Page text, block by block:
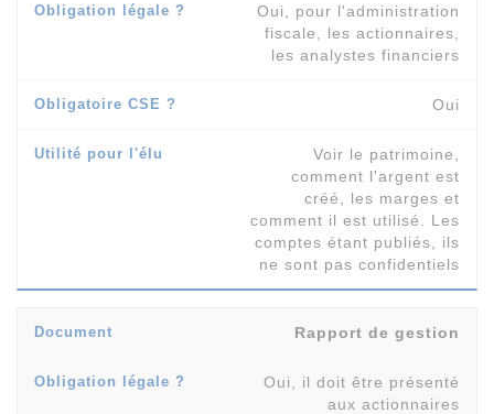
Oui, pour l'administration
fiscale, les actionnaires,
les analystes financiers
Oui
Voir le patrimoine,
comment l'argent est
créé, les marges et
comment il est utilisé. Les
comptes étant publiés, ils
ne sont pas confidentiels
Rapport de gestion
Oui, il doit être présenté
aux actionnaires